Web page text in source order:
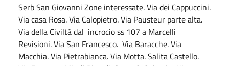
Serb San Giovanni Zone interessate. Via dei Cappuccini.
Via casa Rosa. Via Calopietro. Via Pausteur parte alta.
Via della Civiltà dal incrocio ss 107 a Marcelli
Revisioni. Via San Francesco. Via Baracche. Via
Macchia. Via Pietrabianca. Via Motta. Salita Castello.